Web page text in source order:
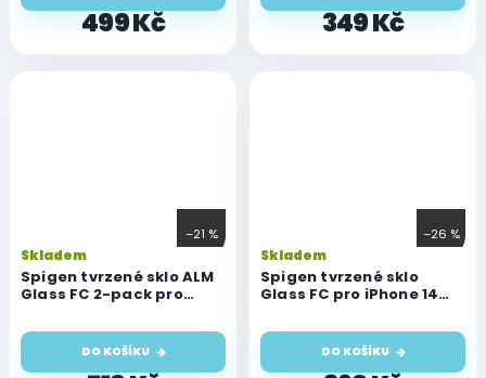
499 Kč 349 Kč
–21 %
Spigen tvrzené sklo ALM
Glass FC 2-pack pro
Skladem
DO KOŠÍKU
–26 %
Spigen tvrzené sklo
Glass FC pro iPhone 14
Skladem
DO KOŠÍKU